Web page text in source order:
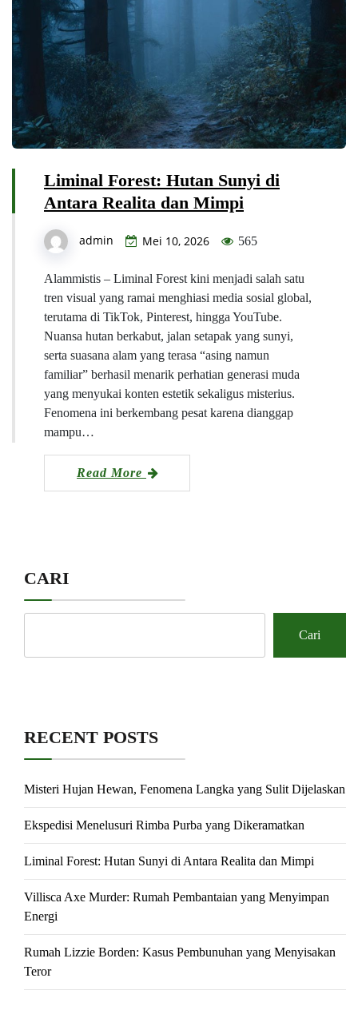
Liminal Forest: Hutan Sunyi di
Antara Realita dan Mimpi
admin Mei 10, 2026 565
Alammistis – Liminal Forest kini menjadi salah satu
tren visual yang ramai menghiasi media sosial global,
terutama di TikTok, Pinterest, hingga YouTube.
Nuansa hutan berkabut, jalan setapak yang sunyi,
serta suasana alam yang terasa “asing namun
familiar” berhasil menarik perhatian generasi muda
yang menyukai konten estetik sekaligus misterius.
Fenomena ini berkembang pesat karena dianggap
mampu…
Read More
CARI
Cari
RECENT POSTS
Misteri Hujan Hewan, Fenomena Langka yang Sulit Dijelaskan
Ekspedisi Menelusuri Rimba Purba yang Dikeramatkan
Liminal Forest: Hutan Sunyi di Antara Realita dan Mimpi
Villisca Axe Murder: Rumah Pembantaian yang Menyimpan
Energi
Rumah Lizzie Borden: Kasus Pembunuhan yang Menyisakan
Teror